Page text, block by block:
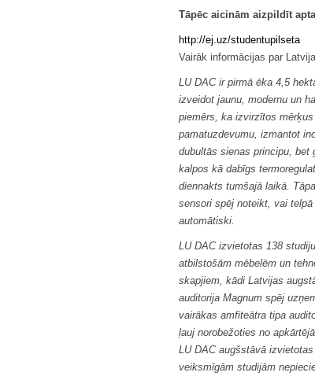
Tāpēc aicinām aizpildīt
http://ej.uz/studentupilseta
Vairāk informācijas par
LU DAC ir pirmā ēka 4,5
izveidot jaunu, modernu un
piemērs, ka izvirzītos
pamatuzdevumu, izmantot
dubultās sienas principu, bet
kalpos kā dabīgs
diennakts tumšajā laikā.
sensori spēj noteikt, vai
automātiski.
LU DAC izvietotas 138
atbilstošām mēbelēm un
skapjiem, kādi Latvijas
auditorija Magnum spēj
vairākas amfiteātra tipa
ļauj norobežoties no
LU DAC augšstāvā
veiksmīgām studijām